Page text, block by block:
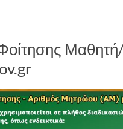
Μαθητή/